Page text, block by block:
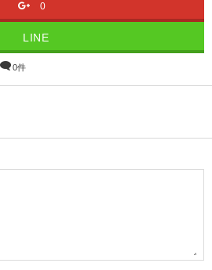
0
LINE
0件